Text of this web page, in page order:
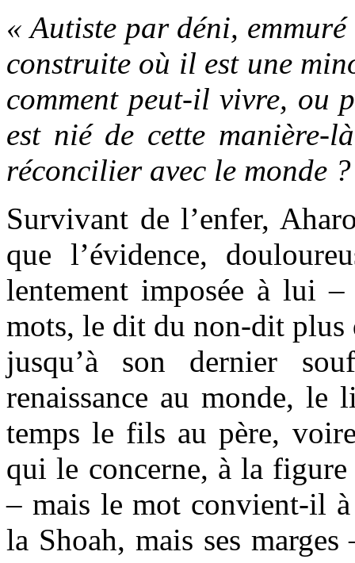
« Autiste par déni,
construite où il est une
comment peut-il vivre, ou
est nié de cette manière-
réconcilier avec le monde
Survivant de l’enfer,
que l’évidence,
lentement imposée à lui
mots, le dit du non-dit plus
jusqu’à son dernier
renaissance au monde,
temps le fils au père,
qui le concerne, à la figure
– mais le mot convient-il
la Shoah, mais ses